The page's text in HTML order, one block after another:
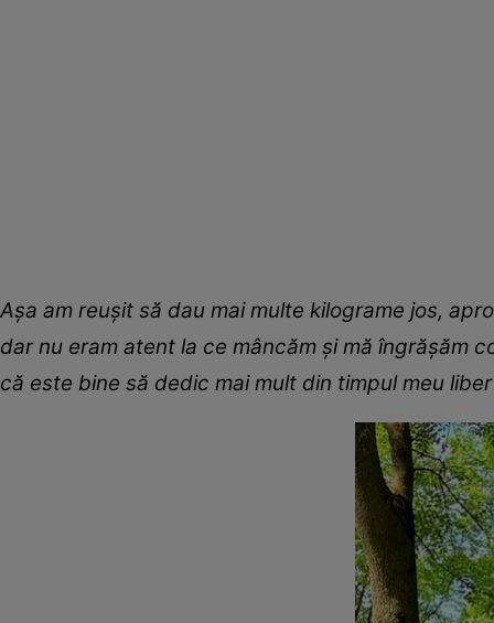
Așa am reușit să dau mai multe kilograme jos,
dar nu eram atent la ce mâncăm și mă îngrășăm
că este bine să dedic mai mult din timpul meu